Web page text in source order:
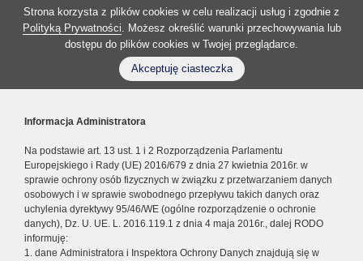
Strona korzysta z plików cookies w celu realizacji usług i zgodnie z
Polityką Prywatności. Możesz określić warunki przechowywania lub
dostępu do plików cookies w Twojej przeglądarce.
Akceptuję ciasteczka
Informacja Administratora
Na podstawie art. 13 ust. 1 i 2 Rozporządzenia Parlamentu
Europejskiego i Rady (UE) 2016/679 z dnia 27 kwietnia 2016r. w
sprawie ochrony osób fizycznych w związku z przetwarzaniem danych
osobowych i w sprawie swobodnego przepływu takich danych oraz
uchylenia dyrektywy 95/46/WE (ogólne rozporządzenie o ochronie
danych), Dz. U. UE. L. 2016.119.1 z dnia 4 maja 2016r., dalej RODO
informuję:
1. dane Administratora i Inspektora Ochrony Danych znajdują się w